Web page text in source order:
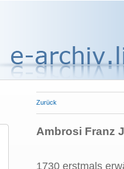
Zurück
Ambrosi Franz
1730 erstmals